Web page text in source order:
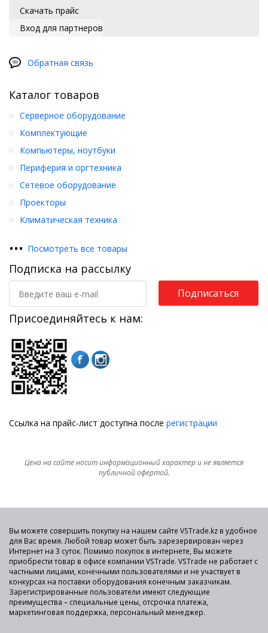
Скачать прайс
Вход для партнеров
Обратная связь
Каталог товаров
Серверное оборудование
Комплектующие
Компьютеры, ноутбуки
Периферия и оргтехника
Сетевое оборудование
Проекторы
Климатическая техника
••• Посмотреть все товары
Подписка на рассылку
Подписаться
Присоединяйтесь к нам:
Ссылка на прайс-лист доступна после регистрации
Цена на сайте носит информационный характер и не является
публичной офертой.
Вы можете совершить покупку на нашем сайте VSTrade.kz в удобное
для Вас время. Любой товар может быть зарезервирован через
Интернет на 3 суток. Помимо покупок в интернете, Вы можете
приобрести товар в офисе компании VSTrade. VSTrade не работает с
частными лицами, конечными пользователями и не участвует в
конкурсах на поставки оборудования конечным заказчикам.
Зарегистрированные пользователи имеют следующие
преимущества – специальные цены, отсрочка платежа,
маркетинговая поддержка, персональный менеджер.